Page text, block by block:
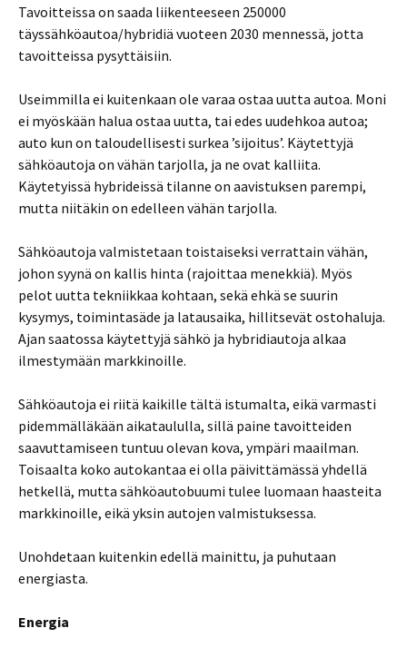
Tavoitteissa on saada liikenteeseen 250000
täyssähköautoa/hybridiä vuoteen 2030 mennessä, jotta
tavoitteissa pysyttäisiin.
Useimmilla ei kuitenkaan ole varaa ostaa uutta autoa. Moni
ei myöskään halua ostaa uutta, tai edes uudehkoa autoa;
auto kun on taloudellisesti surkea ’sijoitus’. Käytettyjä
sähköautoja on vähän tarjolla, ja ne ovat kalliita.
Käytetyissä hybrideissä tilanne on aavistuksen parempi,
mutta niitäkin on edelleen vähän tarjolla.
Sähköautoja valmistetaan toistaiseksi verrattain vähän,
johon syynä on kallis hinta (rajoittaa menekkiä). Myös
pelot uutta tekniikkaa kohtaan, sekä ehkä se suurin
kysymys, toimintasäde ja latausaika, hillitsevät ostohaluja.
Ajan saatossa käytettyjä sähkö ja hybridiautoja alkaa
ilmestymään markkinoille.
Sähköautoja ei riitä kaikille tältä istumalta, eikä varmasti
pidemmälläkään aikataululla, sillä paine tavoitteiden
saavuttamiseen tuntuu olevan kova, ympäri maailman.
Toisaalta koko autokantaa ei olla päivittämässä yhdellä
hetkellä, mutta sähköautobuumi tulee luomaan haasteita
markkinoille, eikä yksin autojen valmistuksessa.
Unohdetaan kuitenkin edellä mainittu, ja puhutaan
energiasta.
Energia